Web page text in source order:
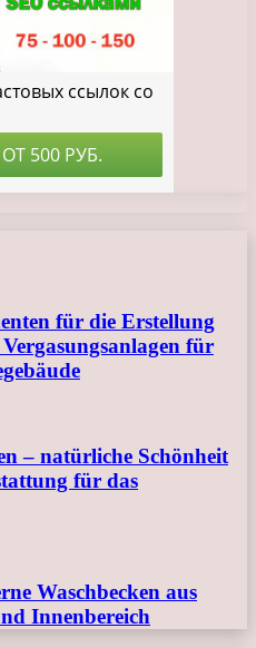
für die Erstellung
für
– natürliche Schönheit
für das
Waschbecken aus
Innenbereich